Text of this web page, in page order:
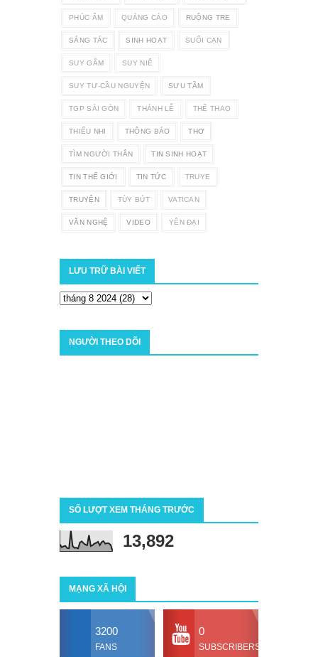
PHÚC ÂM QUẢNG CÁO RUỘNG TRE
SÁNG TÁC SINH HOẠT SUỐI CẠN
SUY GẪM SUY NIÊ
SUY TƯ-CẦU NGUYỆN SƯU TẦM
TGP SÀI GÒN THÁNH LỄ THỂ THAO
THIẾU NHI THÔNG BÁO THƠ
TÌM NGƯỜI THÂN TIN SINH HOẠT
TIN THẾ GIỚI TIN TỨC TRUYE
TRUYỆN TÙY BÚT VATICAN
VĂN NGHỆ VIDEO YÊN ĐẠI
LƯU TRỮ BÀI VIẾT
NGƯỜI THEO DÕI
SỐ LƯỢT XEM THÁNG TRƯỚC
13,892
MẠNG XÃ HỘI
3200
FANS
0
SUBSCRIBERS